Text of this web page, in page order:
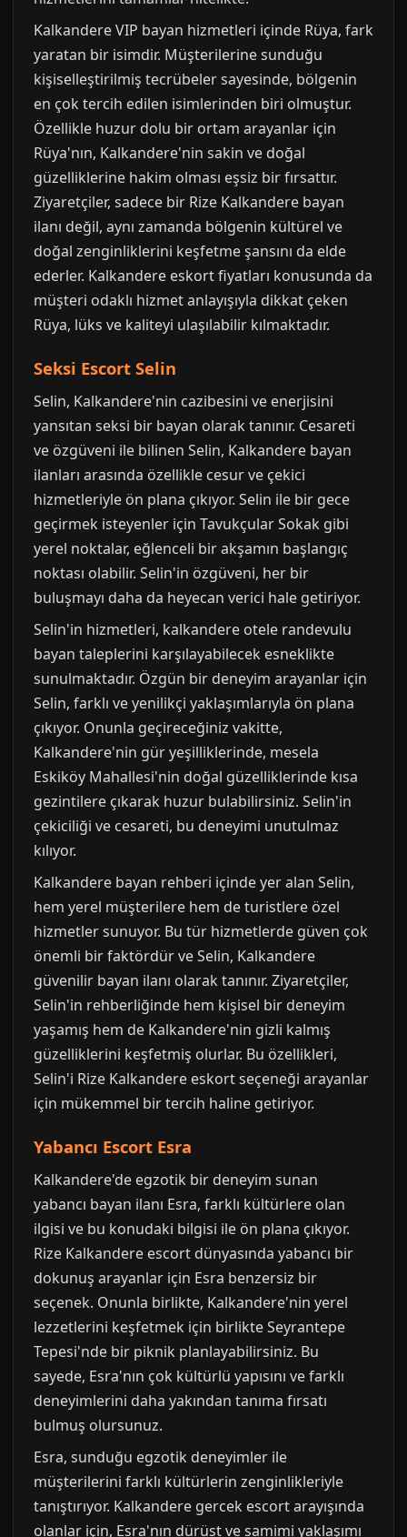
Kalkandere VIP bayan hizmetleri içinde Rüya, fark
yaratan bir isimdir. Müşterilerine sunduğu
kişiselleştirilmiş tecrübeler sayesinde, bölgenin
en çok tercih edilen isimlerinden biri olmuştur.
Özellikle huzur dolu bir ortam arayanlar için
Rüya'nın, Kalkandere'nin sakin ve doğal
güzelliklerine hakim olması eşsiz bir fırsattır.
Ziyaretçiler, sadece bir Rize Kalkandere bayan
ilanı değil, aynı zamanda bölgenin kültürel ve
doğal zenginliklerini keşfetme şansını da elde
ederler. Kalkandere eskort fiyatları konusunda da
müşteri odaklı hizmet anlayışıyla dikkat çeken
Rüya, lüks ve kaliteyi ulaşılabilir kılmaktadır.
Seksi Escort Selin
Selin, Kalkandere'nin cazibesini ve enerjisini
yansıtan seksi bir bayan olarak tanınır. Cesareti
ve özgüveni ile bilinen Selin, Kalkandere bayan
ilanları arasında özellikle cesur ve çekici
hizmetleriyle ön plana çıkıyor. Selin ile bir gece
geçirmek isteyenler için Tavukçular Sokak gibi
yerel noktalar, eğlenceli bir akşamın başlangıç
noktası olabilir. Selin'in özgüveni, her bir
buluşmayı daha da heyecan verici hale getiriyor.
Selin'in hizmetleri, kalkandere otele randevulu
bayan taleplerini karşılayabilecek esneklikte
sunulmaktadır. Özgün bir deneyim arayanlar için
Selin, farklı ve yenilikçi yaklaşımlarıyla ön plana
çıkıyor. Onunla geçireceğiniz vakitte,
Kalkandere'nin gür yeşilliklerinde, mesela
Eskiköy Mahallesi'nin doğal güzelliklerinde kısa
gezintilere çıkarak huzur bulabilirsiniz. Selin'in
çekiciliği ve cesareti, bu deneyimi unutulmaz
kılıyor.
Kalkandere bayan rehberi içinde yer alan Selin,
hem yerel müşterilere hem de turistlere özel
hizmetler sunuyor. Bu tür hizmetlerde güven çok
önemli bir faktördür ve Selin, Kalkandere
güvenilir bayan ilanı olarak tanınır. Ziyaretçiler,
Selin'in rehberliğinde hem kişisel bir deneyim
yaşamış hem de Kalkandere'nin gizli kalmış
güzelliklerini keşfetmiş olurlar. Bu özellikleri,
Selin'i Rize Kalkandere eskort seçeneği arayanlar
için mükemmel bir tercih haline getiriyor.
Yabancı Escort Esra
Kalkandere'de egzotik bir deneyim sunan
yabancı bayan ilanı Esra, farklı kültürlere olan
ilgisi ve bu konudaki bilgisi ile ön plana çıkıyor.
Rize Kalkandere escort dünyasında yabancı bir
dokunuş arayanlar için Esra benzersiz bir
seçenek. Onunla birlikte, Kalkandere'nin yerel
lezzetlerini keşfetmek için birlikte Seyrantepe
Tepesi'nde bir piknik planlayabilirsiniz. Bu
sayede, Esra'nın çok kültürlü yapısını ve farklı
deneyimlerini daha yakından tanıma fırsatı
bulmuş olursunuz.
Esra, sunduğu egzotik deneyimler ile
müşterilerini farklı kültürlerin zenginlikleriyle
tanıştırıyor. Kalkandere gercek escort arayışında
olanlar için, Esra'nın dürüst ve samimi yaklaşımı